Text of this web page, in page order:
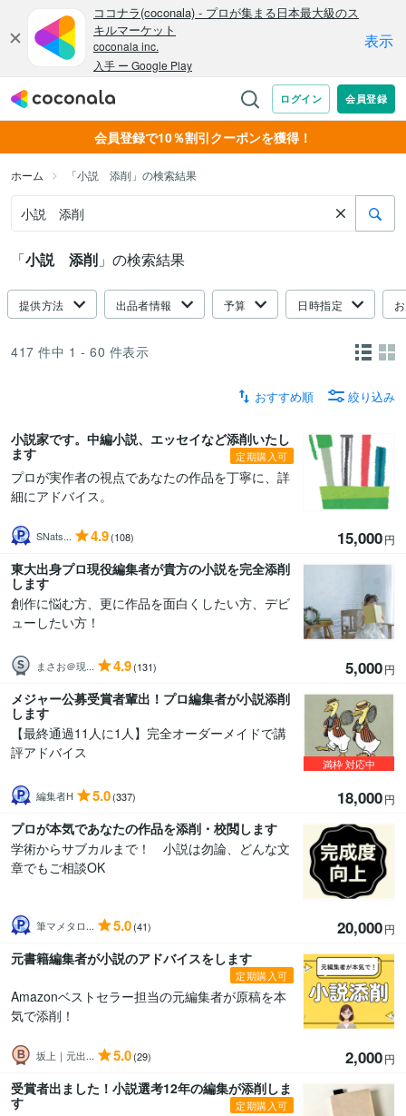
会員登録で10％割引クーポンを獲得！
ホーム 「小説 添削」の検索結果
「小説 添削 」の検索結果
提供方法 出品者情報 予算 日時指定
417 件中 1 - 60 件表示
おすすめ順 絞り込み
小説家です。中編小説、エッセイなど添削いたし
ます
定期購入可
プロが実作者の視点であなたの作品を丁寧に、詳
細にアドバイス。
SNats... 4.9(108) 15,000円
東大出身プロ現役編集者が貴方の小説を完全添削
します
創作に悩む方、更に作品を面白くしたい方、デビ
ューしたい方！
まさお＠現... 4.9(131) 5,000円
メジャー公募受賞者輩出！プロ編集者が小説添削
します
【最終通過11人に1人】完全オーダーメイドで講
評アドバイス
編集者H 5.0(337) 18,000円
満枠対応中
プロが本気であなたの作品を添削・校閲します
学術からサブカルまで！ 小説は勿論、どんな文
章でもご相談OK
筆マメタロ... 5.0(41) 20,000円
元書籍編集者が小説のアドバイスをします
定期購入可
Amazonベストセラー担当の元編集者が原稿を本
気で添削！
坂上｜元出... 5.0(29) 2,000円
受賞者出ました！小説選考12年の編集が添削しま
す
定期購入可